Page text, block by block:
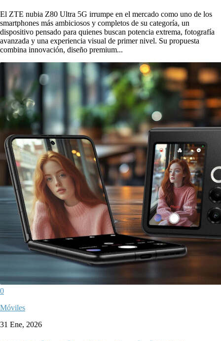
El ZTE nubia Z80 Ultra 5G irrumpe en el mercado como uno de los
smartphones más ambiciosos y completos de su categoría, un
dispositivo pensado para quienes buscan potencia extrema, fotografía
avanzada y una experiencia visual de primer nivel. Su propuesta
combina innovación, diseño premium...
0
Móviles
31 Ene, 2026